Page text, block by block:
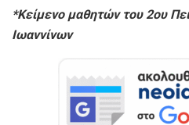
*Κείμενο μαθητών του 2ου
Ιωαννίνων